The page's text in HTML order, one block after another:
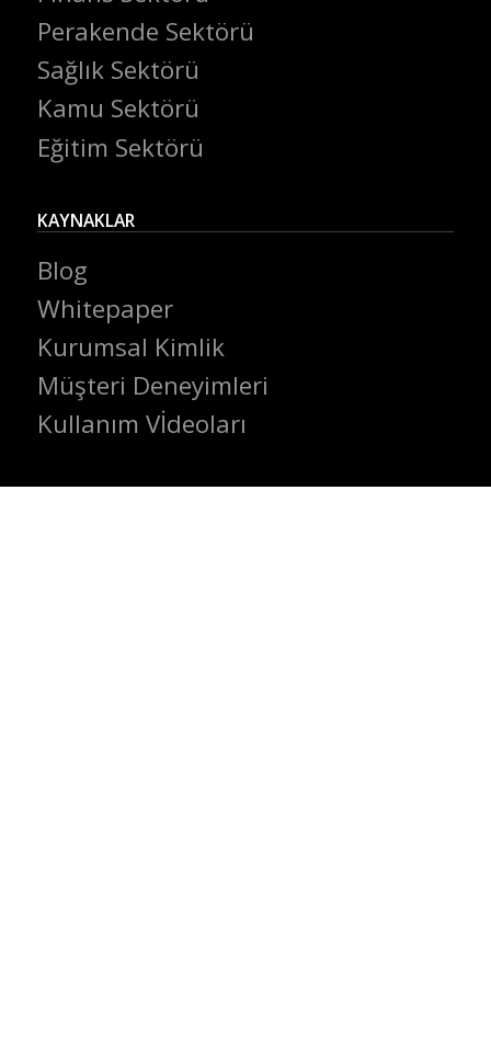
Perakende Sektörü
Sağlık Sektörü
Kamu Sektörü
Eğitim Sektörü
KAYNAKLAR
Blog
Whitepaper
Kurumsal Kimlik
Müşteri Deneyimleri
Kullanım Vİdeoları